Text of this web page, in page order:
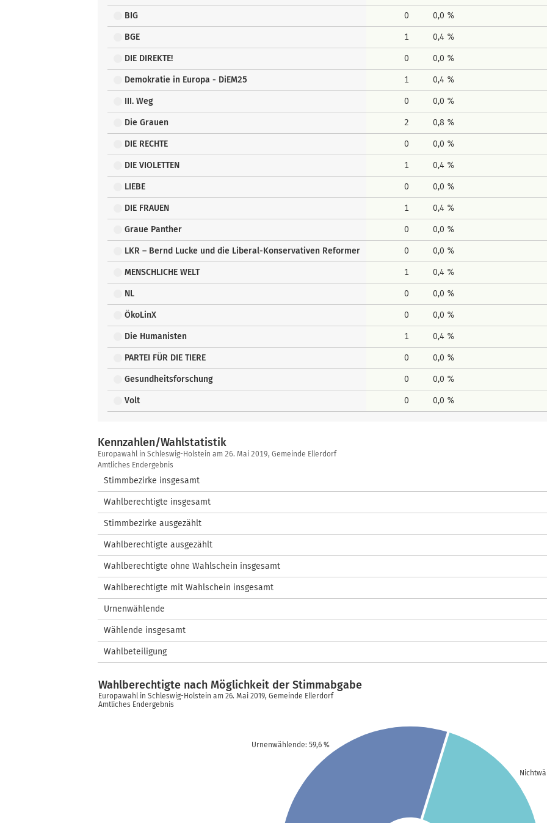
BIG 0 0,0 %
BGE 1 0,4 %
DIE DIREKTE! 0 0,0 %
Demokratie in Europa - DiEM25 1 0,4 %
III. Weg 0 0,0 %
Die Grauen 2 0,8 %
DIE RECHTE 0 0,0 %
DIE VIOLETTEN 1 0,4 %
LIEBE 0 0,0 %
DIE FRAUEN 1 0,4 %
Graue Panther 0 0,0 %
LKR – Bernd Lucke und die Liberal-Konservativen Reformer 0 0,0 %
MENSCHLICHE WELT 1 0,4 %
NL 0 0,0 %
ÖkoLinX 0 0,0 %
Die Humanisten 1 0,4 %
PARTEI FÜR DIE TIERE 0 0,0 %
Gesundheitsforschung 0 0,0 %
Volt 0 0,0 %
Kennzahlen/Wahlstatistik
Kennzahlen/Wahlstatistik
Europawahl in Schleswig-Holstein am 26. Mai 2019, Gemeinde Ellerdorf
Amtliches Endergebnis
Stimmbezirke insgesamt
Wahlberechtigte insgesamt
Stimmbezirke ausgezählt
Wahlberechtigte ausgezählt
Wahlberechtigte ohne Wahlschein insgesamt
Wahlberechtigte mit Wahlschein insgesamt
Urnenwählende
Wählende insgesamt
Wahlbeteiligung
Urnenwählende: 59,6 %
Wahlberechtigte nach Möglichkeit der Stimmabgabe
Europawahl in Schleswig-Holstein am 26. Mai 2019, Gemeinde Ellerdorf
Amtliches Endergebnis